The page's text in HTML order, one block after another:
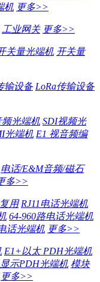
机 更多>>
工业网关 更多>>
关量光端机 开关量
输设备 LoRa传输设备
光端机 SDI视频光
光端机 E1 视音频编
电话/E&M音频/磁石
多>>
用 RJ11电话光端机
64-960路电话光端机
话光端机 更多>>
E1+以太 PDH光端机
示PDH光端机 模块
更多>>